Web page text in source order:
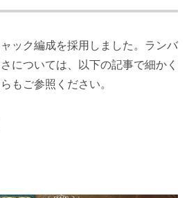
ック編成を採用 しました。ランバ
については、以下の記事で細かく
もご参照ください。